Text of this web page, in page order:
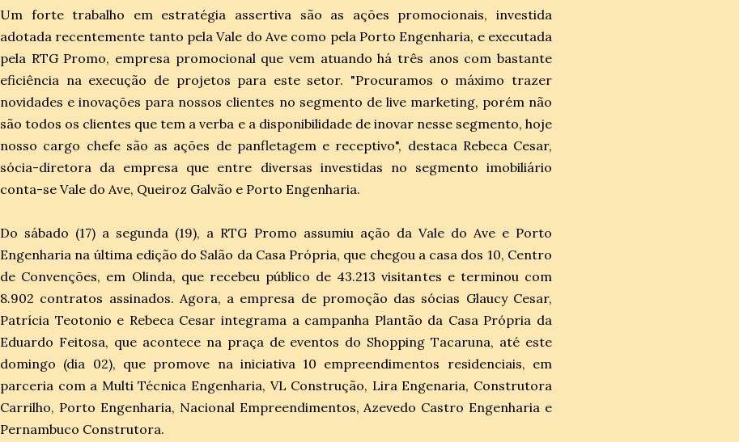
Um forte trabalho em estratégia assertiva são as ações promocionais, investida
adotada recentemente tanto pela Vale do Ave como pela Porto Engenharia, e executada
pela RTG Promo, empresa promocional que vem atuando há três anos com bastante
eficiência na execução de projetos para este setor. "Procuramos o máximo trazer
novidades e inovações para nossos clientes no segmento de live marketing, porém não
são todos os clientes que tem a verba e a disponibilidade de inovar nesse segmento, hoje
nosso cargo chefe são as ações de panfletagem e receptivo", destaca Rebeca Cesar,
sócia-diretora da empresa que entre diversas investidas no segmento imobiliário
conta-se Vale do Ave, Queiroz Galvão e Porto Engenharia.
Do sábado (17) a segunda (19), a RTG Promo assumiu ação da Vale do Ave e Porto
Engenharia na última edição do Salão da Casa Própria, que chegou a casa dos 10, Centro
de Convenções, em Olinda, que recebeu público de 43.213 visitantes e terminou com
8.902 contratos assinados. Agora, a empresa de promoção das sócias Glaucy Cesar,
Patrícia Teotonio e Rebeca Cesar integrama a campanha Plantão da Casa Própria da
Eduardo Feitosa, que acontece na praça de eventos do Shopping Tacaruna, até este
domingo (dia 02), que promove na iniciativa 10 empreendimentos residenciais, em
parceria com a Multi Técnica Engenharia, VL Construção, Lira Engenaria, Construtora
Carrilho, Porto Engenharia, Nacional Empreendimentos, Azevedo Castro Engenharia e
Pernambuco Construtora.